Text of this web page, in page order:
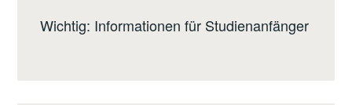
Wichtig: Informationen für Studienanfänger